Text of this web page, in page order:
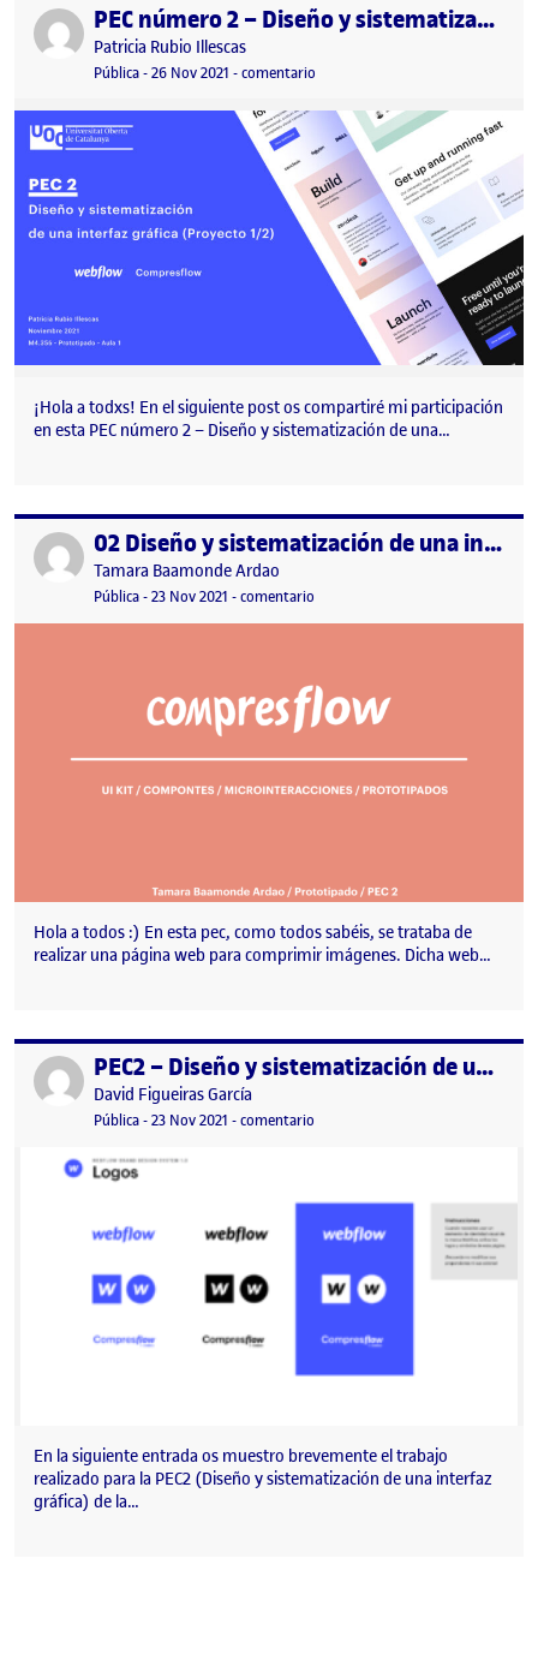
Publicado por PEC número 2 – Diseño y sistematización de una interfaz gráfica (Proyecto 1/2)
Publicado por
Patricia Rubio Illescas
Visibilidad:
Pública-Fecha de publicación
26 Nov 2021 11 agosto, 2022 7:52 am
-comentario
¡Hola a todxs! En el siguiente post os compartiré mi participación
en esta PEC número 2 – Diseño y sistematización de una…
Publicado por 02 Diseño y sistematización de una interfaz gráfica (projecto 1/2)
Publicado por
Tamara Baamonde Ardao
Visibilidad:
Pública-Fecha de publicación
23 Nov 2021 23 noviembre, 2021 9:14 pm
-comentario
Hola a todos :) En esta pec, como todos sabéis, se trataba de
realizar una página web para comprimir imágenes. Dicha web…
Publicado por PEC2 – Diseño y sistematización de una interfaz gráfica
Publicado por
David Figueiras García
Visibilidad:
Pública-Fecha de publicación
23 Nov 2021 3 diciembre, 2021 7:44 am
-comentario
En la siguiente entrada os muestro brevemente el trabajo
realizado para la PEC2 (Diseño y sistematización de una interfaz
gráfica) de la…